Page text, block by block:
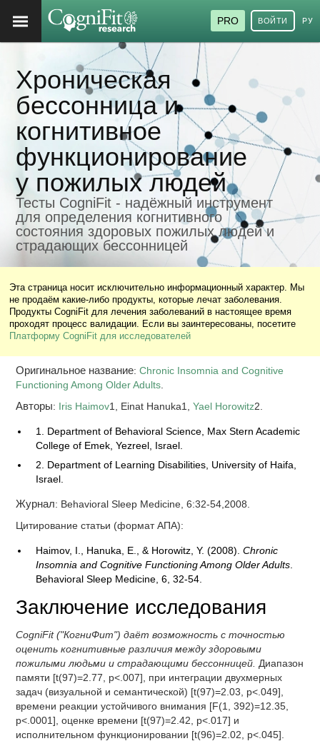
PRO ВОЙТИ
Хроническая
бессонница и
когнитивное
функционирование
у пожилых людей
Тесты CogniFit - надёжный инструмент
для определения когнитивного
состояния здоровых пожилых людей и
страдающих бессонницей
Эта страница носит исключительно информационный характер. Мы
не продаём какие-либо продукты, которые лечат заболевания.
Продукты CogniFit для лечения заболеваний в настоящее время
проходят процесс валидации. Если вы заинтересованы, посетите
Платформу CogniFit для исследователей
Оригинальное название:Chronic Insomnia and Cognitive
Functioning Among Older Adults
Авторы: Iris Haimov1, Einat Hanuka1,Yael Horowitz2.
1. Department of Behavioral Science, Max Stern Academic
College of Emek, Yezreel, Israel.
2. Department of Learning Disabilities, University of Haifa,
Israel.
Журнал: Behavioral Sleep Medicine, 6:32-54,2008.
Цитирование статьи (формат АПА):
Haimov, I., Hanuka, E., & Horowitz, Y. (2008).Chronic
Insomnia and Cognitive Functioning Among Older Adults
Behavioral Sleep Medicine, 6, 32-54.
Заключение исследования
CogniFit ("КогниФит") даёт возможность с точностью
оценить когнитивные различия между здоровыми
пожилыми людьми и страдающими бессонницей. Диапазон
памяти [t(97)=2.77, p<.007], при интеграции двухмерных
задач (визуальной и семантической) [t(97)=2.03, p<.049],
времени реакции устойчивого внимания [F(1, 392)=12.35,
p<.0001], оценке времени [t(97)=2.42, p<.017] и
исполнительном функционировании [t(96)=2.02, p<.045].